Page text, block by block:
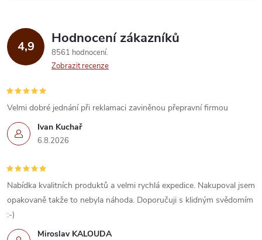
4,9 Hodnocení zákazníků
8561 hodnocení
Zobrazit recenze
Ivan Kuchař
6.8.2026
Velmi dobré jednání při reklamaci zaviněnou přepravní firmou
Miroslav KALOUDA
Nabídka kvalitních produktů a velmi rychlá expedice. Nakupoval jsem
opakovaně takže to nebyla náhoda. Doporučuji s klidným svědomím
:-)